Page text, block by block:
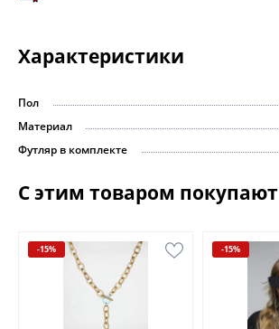
Характеристики
Пол
Материал
Футляр в комплекте
С этим товаром покупают
-15% -15%